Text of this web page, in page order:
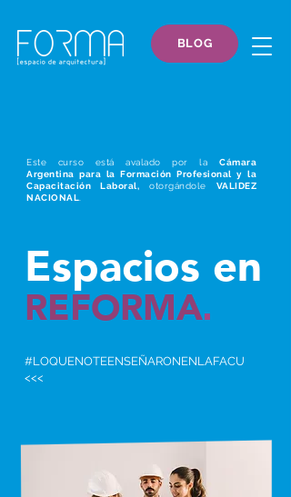
BLOG
Este curso está avalado por la Cámara
Argentina para la Formación Profesional y la
Capacitación Laboral, otorgándole VALIDEZ
NACIONAL
Espacios en
REFORMA.
#LOQUENOTEENSEÑARONENLAFACU
<<<